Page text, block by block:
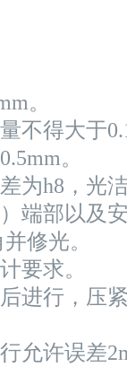
。
不得大于
0.5mm。
为h8 ，光
端部以及
修光。
要求。
进行，压
允许误差